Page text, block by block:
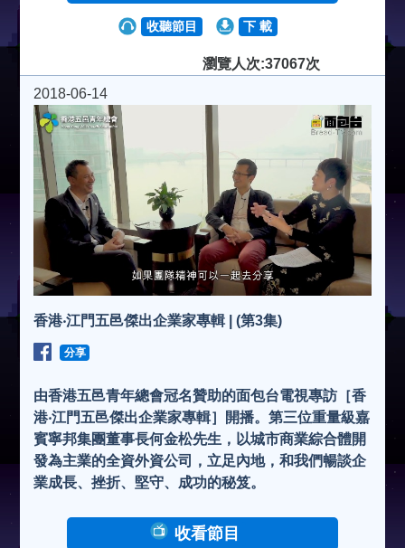
收聽節目 下 載
瀏覽人次:37067次
2018-06-14
香港‧江門五邑傑出企業家專輯 | (第3集)
分享
由香港五邑青年總會冠名贊助的面包台電視專訪［香
港‧江門五邑傑出企業家專輯］開播。第三位重量級嘉
賓寧邦集團董事長何金松先生，以城市商業綜合體開
發為主業的全資外資公司，立足內地，和我們暢談企
業成長、挫折、堅守、成功的秘笈。
收看節目